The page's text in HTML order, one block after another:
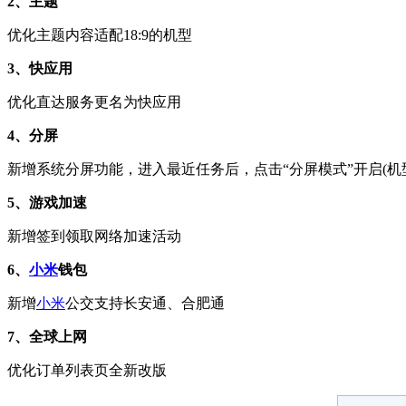
优化主题内容适配18:9的机型
3、快应用
优化直达服务更名为快应用
4、分屏
新增系统分屏功能，进入最近任务后，点击“分屏模式”开启(
5、游戏加速
新增签到领取网络加速活动
6、 小米钱包
新增小米公交支持长安通、合肥通
7、全球上网
优化订单列表页全新改版